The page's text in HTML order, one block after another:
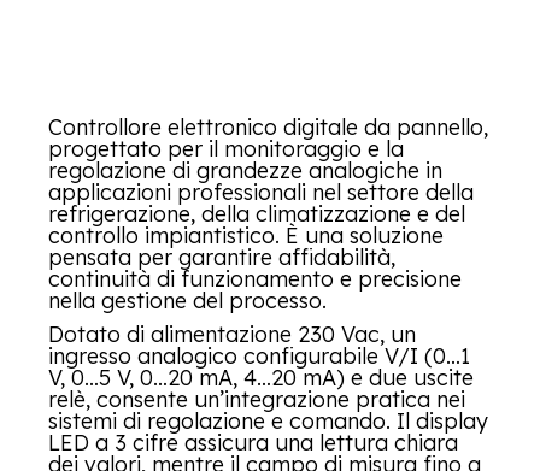
Controllore elettronico digitale da pannello,
progettato per il monitoraggio e la
regolazione di grandezze analogiche in
applicazioni professionali nel settore della
refrigerazione, della climatizzazione e del
controllo impiantistico. È una soluzione
pensata per garantire affidabilità,
continuità di funzionamento e precisione
nella gestione del processo.
Dotato di alimentazione 230 Vac, un
ingresso analogico configurabile V/I (0…1
V, 0…5 V, 0…20 mA, 4…20 mA) e due uscite
relè, consente un’integrazione pratica nei
sistemi di regolazione e comando. Il display
LED a 3 cifre assicura una lettura chiara
dei valori, mentre il campo di misura fino a